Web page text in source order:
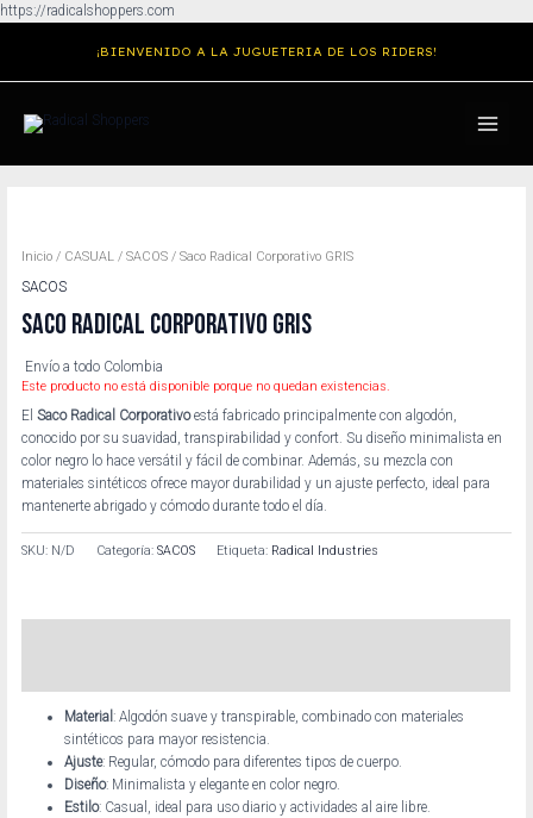
https://radicalshoppers.com
contenido
¡BIENVENIDO A LA JUGUETERIA DE LOS RIDERS!
MENU
Inicio / CASUAL /SACOS / Saco Radical Corporativo GRIS
SACOS
SACO RADICAL CORPORATIVO GRIS
Envío a todo Colombia
Este producto no está disponible porque no quedan existencias.
ElSaco Radical Corporativoestá fabricado principalmente con algodón,
conocido por su suavidad, transpirabilidad y confort. Su diseño minimalista en
color negro lo hace versátil y fácil de combinar. Además, su mezcla con
materiales sintéticos ofrece mayor durabilidad y un ajuste perfecto, ideal para
mantenerte abrigado y cómodo durante todo el día.
SKU: N/D Categoría:SACOS Etiqueta: Radical Industries
Material : Algodón suave y transpirable, combinado con materiales
sintéticos para mayor resistencia.
Ajuste: Regular, cómodo para diferentes tipos de cuerpo.
Diseño: Minimalista y elegante en color negro.
Estilo: Casual, ideal para uso diario y actividades al aire libre.